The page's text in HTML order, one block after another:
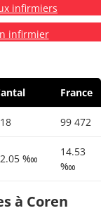
infirmiers
infirmier
France
99 472
‱
14.53
‱
à Coren